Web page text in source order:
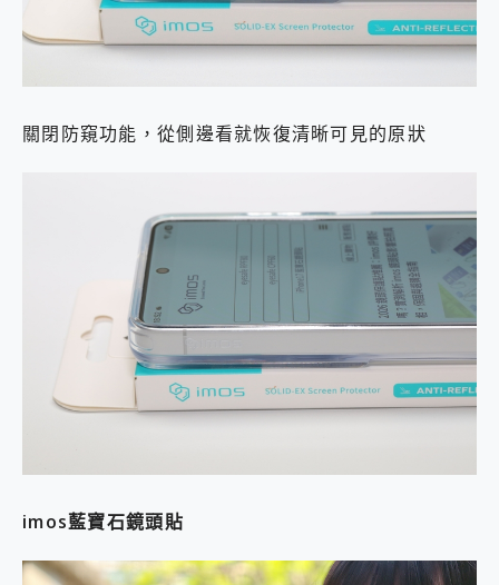
關閉防窺功能，從側邊看就恢復清晰可見的原狀
imos藍寶石鏡頭貼